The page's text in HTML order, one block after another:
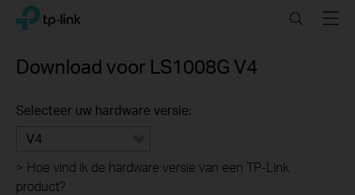
Click
navigation
TP-Link, Reliably Smart SearchMenu
Download voor LS1008G V4
Selecteer uw hardware versie:
V4
> Hoe vind ik de hardware versie van een TP-Link
product?